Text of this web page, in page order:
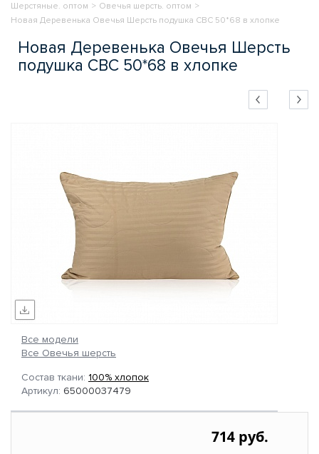
Шерстяные. оптом > Овечья шерсть. оптом >
Новая Деревенька Овечья Шерсть подушка СВС 50*68 в хлопке
Новая Деревенька Овечья Шерсть
подушка СВС 50*68 в хлопке
Все модели
Все Овечья шерсть
Состав ткани: 100% хлопок
Артикул: 65000037479
714 руб.